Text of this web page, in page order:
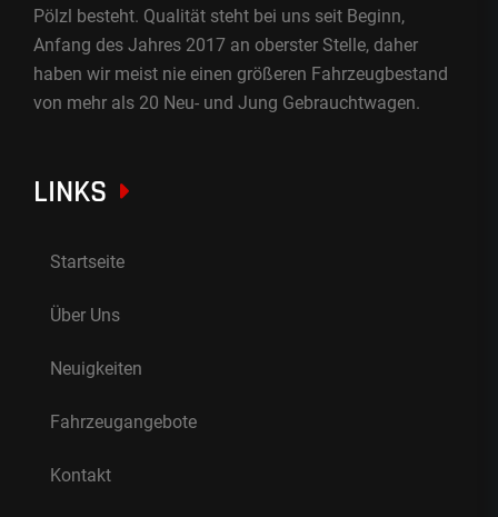
Pölzl besteht. Qualität steht bei uns seit Beginn,
Anfang des Jahres 2017 an oberster Stelle, daher
haben wir meist nie einen größeren Fahrzeugbestand
von mehr als 20 Neu- und Jung Gebrauchtwagen.
LINKS
Startseite
Über Uns
Neuigkeiten
Fahrzeugangebote
Kontakt